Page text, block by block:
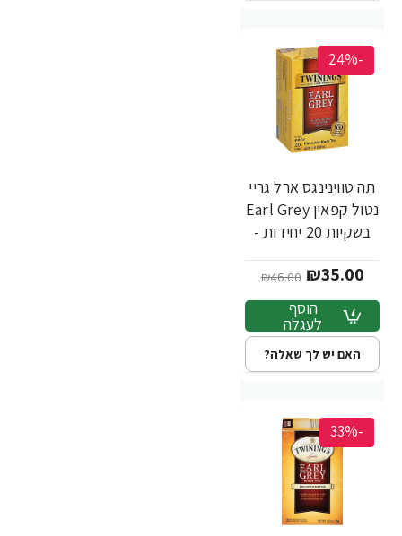
-24%
תה טווינינגס ארל גריי
נטול קפאין Earl Grey
בשקיות 20 יחידות -
₪35.00
₪46.00
הוסף
לעגלה
האם יש לך שאלה?
-33%